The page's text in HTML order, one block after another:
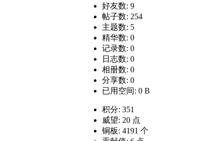
好友数: 9
帖子数: 254
主题数: 5
精华数: 0
记录数: 0
日志数: 0
相册数: 0
分享数: 0
已用空间: 0 B
积分: 351
威望: 20 点
铜板: 4191 个